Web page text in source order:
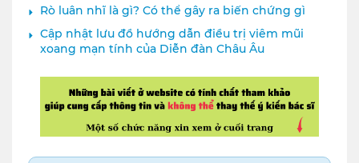
Rò luân nhĩ là gì? Có thể gây ra biến chứng gì
Cập nhật lưu đồ hướng dẫn điều trị viêm mũi
xoang mạn tính của Diễn đàn Châu Âu